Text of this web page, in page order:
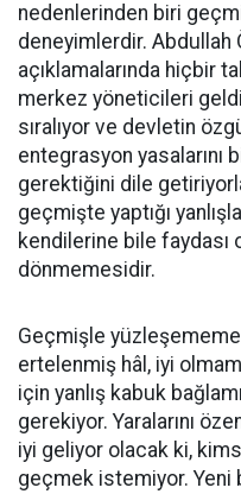
nedenlerinden biri
deneyimlerdir. Abdullah
açıklamalarında hiçbir
merkez yöneticileri
sıralıyor ve devletin
entegrasyon yasalarını
gerektiğini dile
geçmişte yaptığı
kendilerine bile faydası
dönmemesidir.
Geçmişle yüzleşememe
ertelenmiş hâl, iyi
için yanlış kabuk
gerekiyor. Yaralarını
iyi geliyor olacak ki,
geçmek istemiyor. Yeni